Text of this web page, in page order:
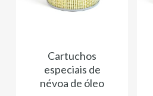
Cartuchos
especiais de
névoa de óleo